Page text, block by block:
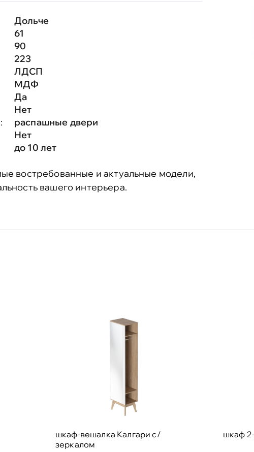
Дольче
61
90
223
ЛДСП
МДФ
Да
Нет
распашные двери
Нет
до 10 лет
востребованные и актуальные модели,
вашего интерьера.
шкаф-вешалка Калгари с/
зеркалом
шкаф